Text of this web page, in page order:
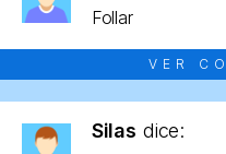
Follar
VER
Silas dice: